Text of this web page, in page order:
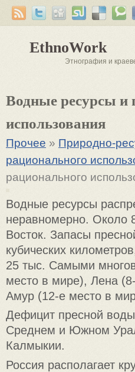
EthnoWork
Этнография и
Водные ресурсы и
использования
Прочее » Природно-
рационального
рационального
Водные ресурсы
неравномерно. Около
Восток. Запасы
кубических
25 тыс. Самыми
место в мире), Лена
Амур (12-е место в
Дефицит пресной
Среднем и Южном
Калмыкии.
Россия располагает